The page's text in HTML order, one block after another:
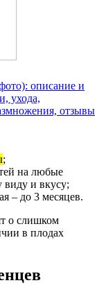
описание и
ухода,
отзывы
;
на любые
виду и вкусу;
– до 3 месяцев.
о слишком
в плодах